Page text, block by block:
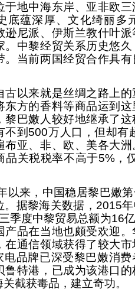
中海东岸、亚非欧三
底蕴深厚、文化绮丽多
逊尼派、伊斯兰教什叶
。中黎经贸关系历史悠
。当前两国经贸合作具
来就是丝绸之路上的
东方的香料等商品运到
黎巴嫩人较好地继承了
不到500万人口，但却有
布亚、非、欧、美各大
品关税税率不高于5%，
来，中国稳居黎巴嫩第
。据黎海关数据，2015
季度中黎贸易总额为16
产品在当地也颇受欢迎
在通信领域获得了较大
电品牌已深受黎巴嫩消
鲁特港，已成为该港口
截获毒品，建立奇功。